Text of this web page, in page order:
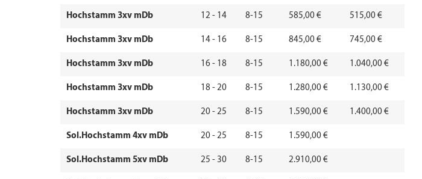
Hochstamm 3xv mDb 12 - 14 8-15 585,00 € 515,00 €
Hochstamm 3xv mDb 14 - 16 8-15 845,00 € 745,00 €
Hochstamm 3xv mDb 16 - 18 8-15 1.180,00 € 1.040,00 €
Hochstamm 3xv mDb 18 - 20 8-15 1.280,00 € 1.130,00 €
Hochstamm 3xv mDb 20 - 25 8-15 1.590,00 € 1.400,00 €
Sol.Hochstamm 4xv mDb 20 - 25 8-15 1.590,00 €
Sol.Hochstamm 5xv mDb 25 - 30 8-15 2.910,00 €